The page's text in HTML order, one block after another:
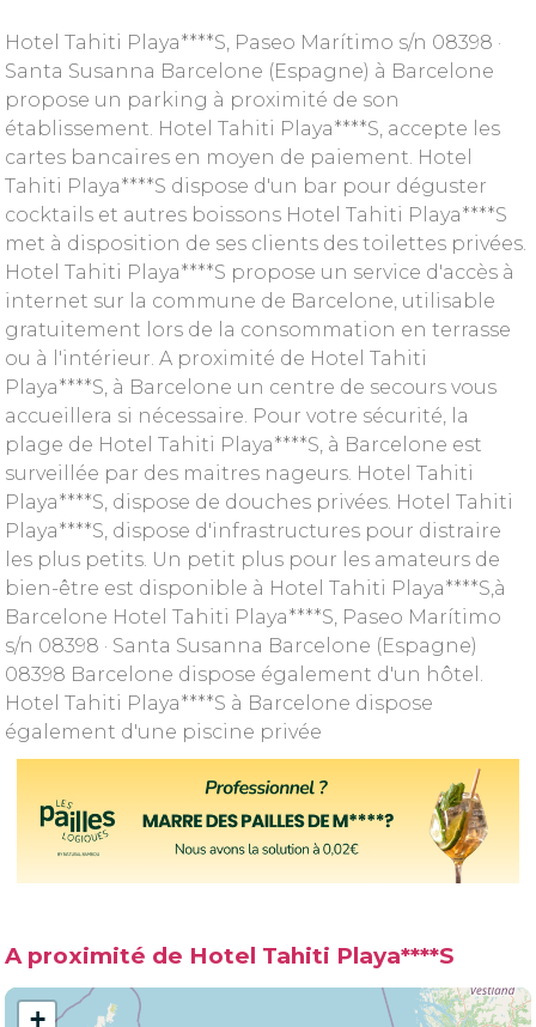
Hotel Tahiti Playa****S, Paseo Marítimo s/n 08398 ·
Santa Susanna Barcelone (Espagne) à Barcelone
propose un parking à proximité de son
établissement. Hotel Tahiti Playa****S, accepte les
cartes bancaires en moyen de paiement. Hotel
Tahiti Playa****S dispose d'un bar pour déguster
cocktails et autres boissons Hotel Tahiti Playa****S
met à disposition de ses clients des toilettes privées.
Hotel Tahiti Playa****S propose un service d'accès à
internet sur la commune de Barcelone, utilisable
gratuitement lors de la consommation en terrasse
ou à l'intérieur. A proximité de Hotel Tahiti
Playa****S, à Barcelone un centre de secours vous
accueillera si nécessaire. Pour votre sécurité, la
plage de Hotel Tahiti Playa****S, à Barcelone est
surveillée par des maitres nageurs. Hotel Tahiti
Playa****S, dispose de douches privées. Hotel Tahiti
Playa****S, dispose d'infrastructures pour distraire
les plus petits. Un petit plus pour les amateurs de
bien-être est disponible à Hotel Tahiti Playa****S,à
Barcelone Hotel Tahiti Playa****S, Paseo Marítimo
s/n 08398 · Santa Susanna Barcelone (Espagne)
08398 Barcelone dispose également d'un hôtel.
Hotel Tahiti Playa****S à Barcelone dispose
également d'une piscine privée
A proximité de Hotel Tahiti Playa****S
+